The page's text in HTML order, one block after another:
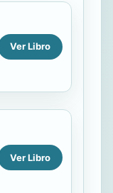
Ver Libro
Ver Libro